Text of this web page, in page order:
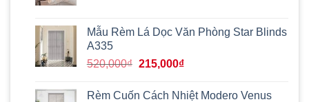
980,000₫.là:
Mẫu Rèm Lá Dọc Văn Phòng Star Blinds
A335
520,000₫ Giá
là:
215,000₫Giá
tại
Rèm Cuốn Cách Nhiệt Modero Venus